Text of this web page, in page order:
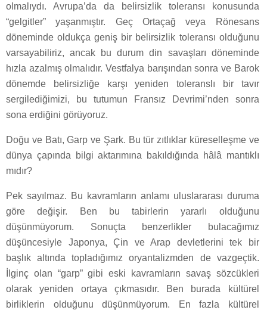
olmalıydı. Avrupa’da da belirsizlik toleransı konusunda
“gelgitler” yaşanmıştır. Geç Ortaçağ veya Rönesans
döneminde oldukça geniş bir belirsizlik toleransı olduğunu
varsayabiliriz, ancak bu durum din savaşları döneminde
hızla azalmış olmalıdır. Vestfalya barışından sonra ve Barok
dönemde belirsizliğe karşı yeniden toleranslı bir tavır
sergilediğimizi, bu tutumun Fransız Devrimi’nden sonra
sona erdiğini görüyoruz.
Doğu ve Batı, Garp ve Şark. Bu tür zıtlıklar küreselleşme ve
dünya çapında bilgi aktarımına bakıldığında hâlâ mantıklı
mıdır?
Pek sayılmaz. Bu kavramların anlamı uluslararası duruma
göre değişir. Ben bu tabirlerin yararlı olduğunu
düşünmüyorum. Sonuçta benzerlikler bulacağımız
düşüncesiyle Japonya, Çin ve Arap devletlerini tek bir
başlık altında topladığımız oryantalizmden de vazgeçtik.
İlginç olan “garp” gibi eski kavramların savaş sözcükleri
olarak yeniden ortaya çıkmasıdır. Ben burada kültürel
birliklerin olduğunu düşünmüyorum. En fazla kültürel